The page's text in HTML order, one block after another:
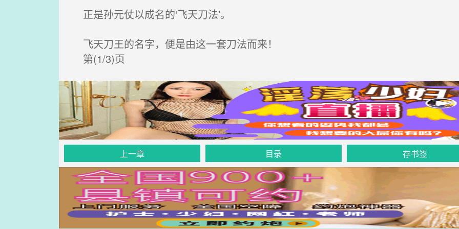
正是孙元仗以成名的‘飞天刀法’。
飞天刀王的名字，便是由这一套刀法而来！
第(1/3)页
上一章 目录 存书签